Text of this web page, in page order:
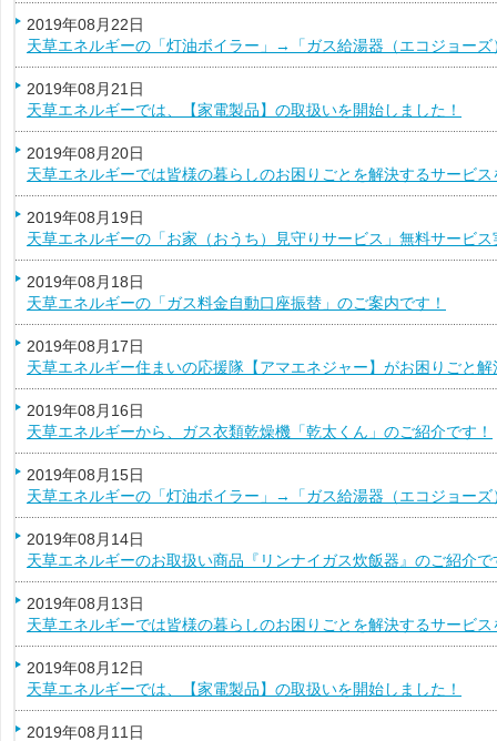
2019年08月22日
天草エネルギーの「灯油ボイラー」→「ガス給湯器（エコジョー
2019年08月21日
天草エネルギーでは、【家電製品】の取扱いを開始しました！
2019年08月20日
天草エネルギーでは皆様の暮らしのお困りごとを解決するサービ
2019年08月19日
天草エネルギーの「お家（おうち）見守りサービス」無料サービ
2019年08月18日
天草エネルギーの「ガス料金自動口座振替」のご案内です！
2019年08月17日
天草エネルギー住まいの応援隊【アマエネジャー】がお困りごと
2019年08月16日
天草エネルギーから、ガス衣類乾燥機「乾太くん」のご紹介です！
2019年08月15日
天草エネルギーの「灯油ボイラー」→「ガス給湯器（エコジョー
2019年08月14日
天草エネルギーのお取扱い商品『リンナイガス炊飯器』のご紹介で
2019年08月13日
天草エネルギーでは皆様の暮らしのお困りごとを解決するサービ
2019年08月12日
天草エネルギーでは、【家電製品】の取扱いを開始しました！
2019年08月11日